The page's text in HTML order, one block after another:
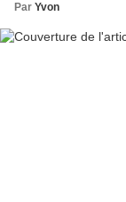
Par Yvon